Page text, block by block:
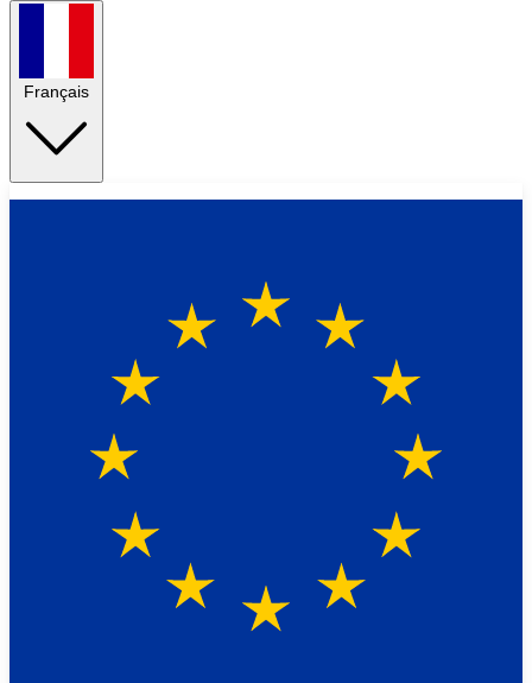
Français